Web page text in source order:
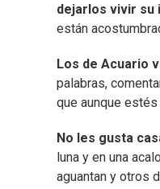
dejarlos vivir su
están
Los de Acuario
palabras,
que aunque
No les gusta
luna y en una
aguantan y otros